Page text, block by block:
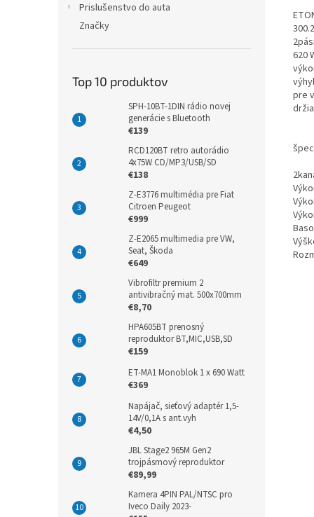
Prislušenstvo do auta
Značky
Top 10 produktov
SPH-10BT-1DIN rádio novej
generácie s Bluetooth
€139
RCD120BT retro autorádio
4x75W CD/MP3/USB/SD
€138
Z-E3776 multimédia pre Fiat
Citroen Peugeot
€999
Z-E2065 multimedia pre VW,
Seat, Škoda
€649
Vibrofiltr premium 2
antivibračný mat. 500x700mm
€8,70
HPA605BT prenosný
reproduktor BT,MIC,USB,SD
€159
ET-MA1 Monoblok 1 x 690 Watt
€369
Napájač, sieťový adaptér 1,5-
14V/0,1A s ant.vyh
€4,50
JBL Stage2 965M Gen2
trojpásmový reproduktor
€89,99
Kamera 4PIN PAL/NTSC pro
Iveco Daily 2023-
620
pre